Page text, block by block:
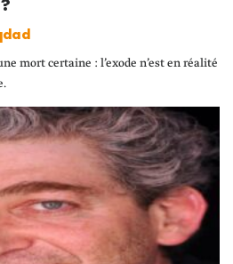
mort certaine : l’exode n’est en réalité